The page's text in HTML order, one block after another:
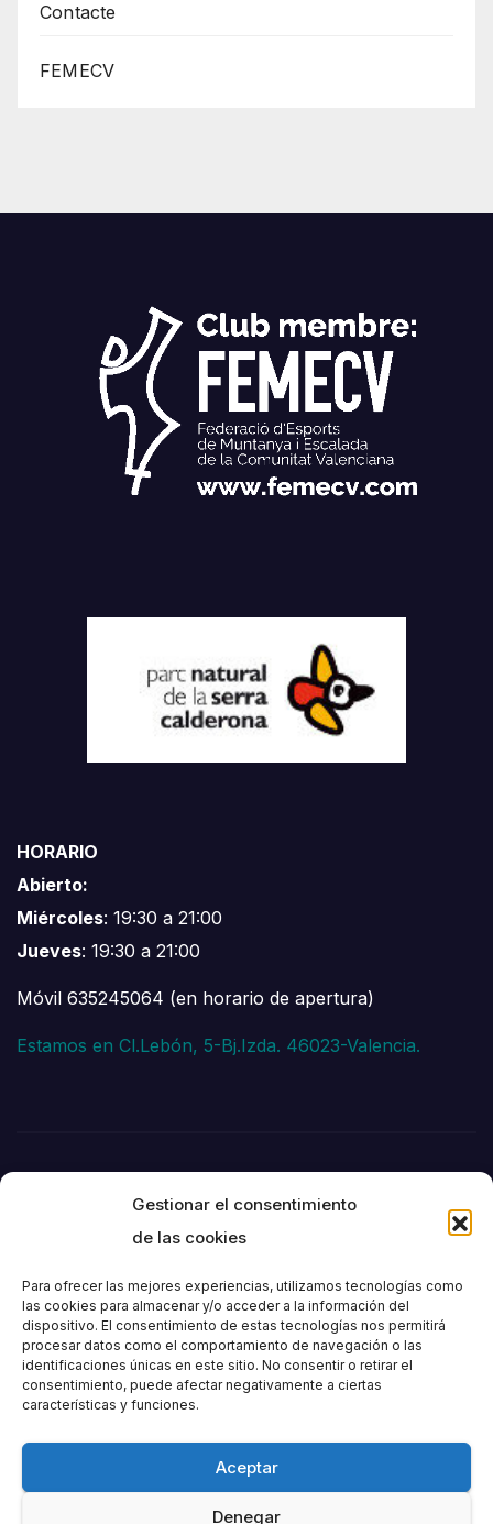
Gestionar el consentimiento
de las cookies
Para ofrecer las mejores experiencias, utilizamos tecnologías como
las cookies para almacenar y/o acceder a la información del
dispositivo. El consentimiento de estas tecnologías nos permitirá
procesar datos como el comportamiento de navegación o las
identificaciones únicas en este sitio. No consentir o retirar el
consentimiento, puede afectar negativamente a ciertas
características y funciones.
Aceptar
Denegar
Contacte
FEMECV
HORARIO
Abierto:
Miércoles: 19:30 a 21:00
Jueves: 19:30 a 21:00
Móvil 635245064 (en horario de apertura)
Estamos en Cl.Lebón, 5-Bj.Izda. 46023-Valencia.
Societat
Excursionista de
València